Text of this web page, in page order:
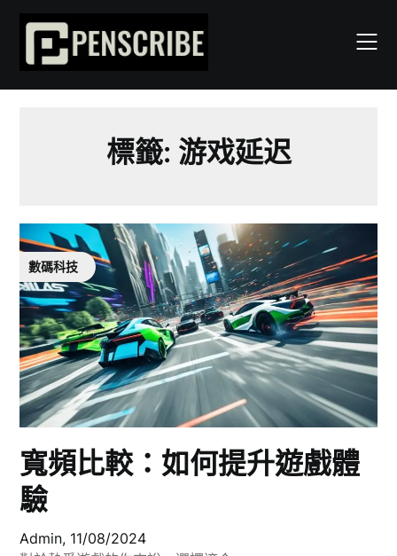
content
標籤: 游戏延迟
數碼科技
寬頻比較：如何提升遊戲體
驗
Admin, 11/08/2024